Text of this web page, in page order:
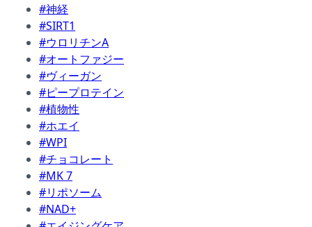
#神経
#SIRT1
#ウロリチンA
#オートファジー
#ヴィーガン
#ピープロテイン
#植物性
#ホエイ
#WPI
#チョコレート
#MK 7
#リポソーム
#NAD+